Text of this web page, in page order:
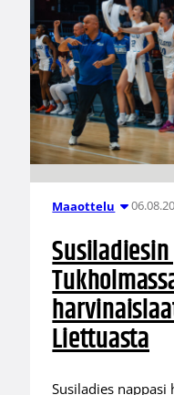
Maaottelu
Liettuasta
Susiladies